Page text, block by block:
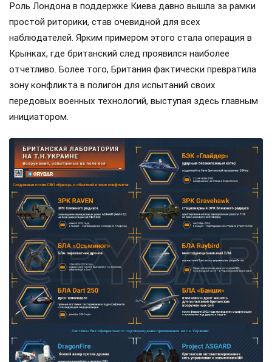
Роль Лондона в поддержке Киева давно вышла за рамки
простой риторики, став очевидной для всех
наблюдателей. Ярким примером этого стала операция в
Крынках, где британский след проявился наиболее
отчетливо. Более того, Британия фактически превратила
зону конфликта в полигон для испытаний своих
передовых военных технологий, выступая здесь главным
инициатором.